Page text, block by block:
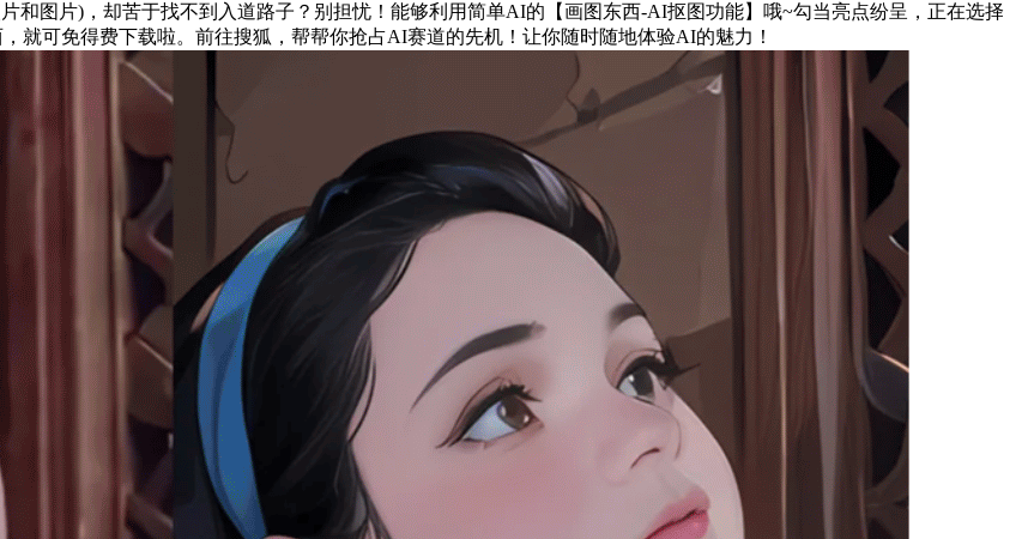
和图片)，却苦于找不到入道路子？别担忧！能够利用简单AI的【画图东西-AI抠图功能】哦~勾当亮点纷呈，正在选择
就可免得费下载啦。前往搜狐，帮帮你抢占AI赛道的先机！让你随时随地体验AI的魅力！